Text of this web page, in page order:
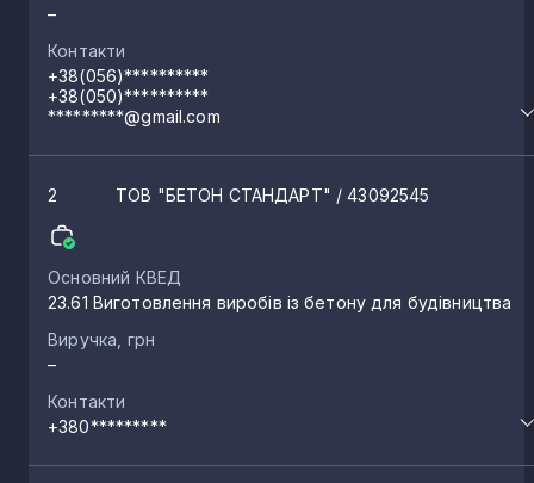
–
Контакти
+38(056)**********
+38(050)**********
*********@gmail.com
2 ТОВ "БЕТОН СТАНДАРТ" / 43092545
Основний КВЕД
23.61 Виготовлення виробів із бетону для будівництва
Виручка, грн
–
Контакти
+380*********